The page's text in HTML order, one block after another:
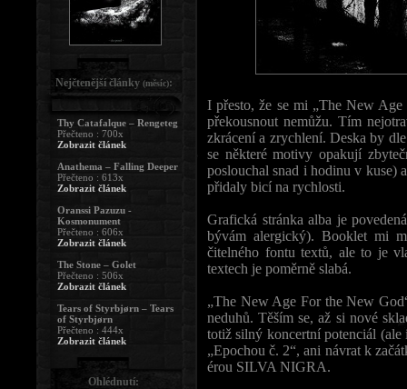
I přesto, že se mi „The New
překousnout nemůžu. Tím
zkrácení a zrychlení. Deska by
se některé motivy opakují
poslouchal snad i hodinu v kuse)
přidaly bicí na rychlosti.
Grafická stránka alba je
bývám alergický). Booklet mi
čitelného fontu textů, ale to je
textech je poměrně slabá.
„The New Age For the New
neduhů. Těším se, až si nové
totiž silný koncertní potenciál
„Epochou č. 2“, ani návrat k
érou SILVA NIGRA.
Nejčtenější články (měsíc):
Thy Catafalque – Rengeteg
Přečteno : 700x
Zobrazit článek
Anathema – Falling Deeper
Přečteno : 613x
Zobrazit článek
Oranssi Pazuzu -
Kosmonument
Přečteno : 606x
Zobrazit článek
The Stone – Golet
Přečteno : 506x
Zobrazit článek
Tears of Styrbjørn – Tears
of Styrbjørn
Přečteno : 444x
Zobrazit článek
Ohlédnutí: